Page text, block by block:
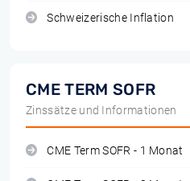
Schweizerische Inflation
CME TERM SOFR
Zinssätze und Informationen
CME Term SOFR - 1 Monat